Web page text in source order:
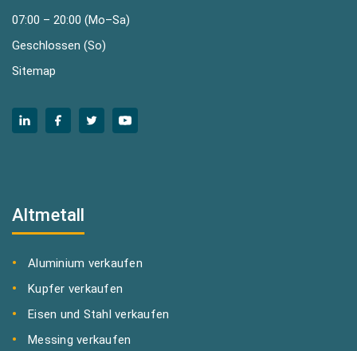
07:00 – 20:00 (Mo–Sa)
Geschlossen (So)
Sitemap
Altmetall
Aluminium verkaufen
Kupfer verkaufen
Eisen und Stahl verkaufen
Messing verkaufen